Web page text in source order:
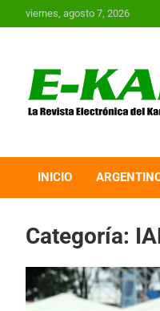
al
viernes, agosto 7, 2026
Revista
Karting
INICIO
Categoría: